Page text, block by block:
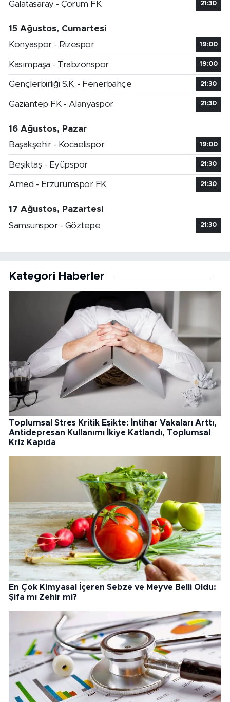
Galatasaray - Çorum FK 21:30
15 Ağustos, Cumartesi
Konyaspor - Rizespor
19:00
Kasımpaşa - Trabzonspor 19:00
Gençlerbirliği S.K. - Fenerbahçe 21:30
Gaziantep FK - Alanyaspor 21:30
16 Ağustos, Pazar
Başakşehir - Kocaelispor
19:00
Beşiktaş - Eyüpspor 21:30
Amed - Erzurumspor FK 21:30
17 Ağustos, Pazartesi
Samsunspor - Göztepe
21:30
Kategori Haberler
Toplumsal Stres Kritik Eşikte: İntihar Vakaları Arttı,
Antidepresan Kullanımı İkiye Katlandı, Toplumsal
Kriz Kapıda
En Çok Kimyasal İçeren Sebze ve Meyve Belli Oldu:
Şifa mı Zehir mi?